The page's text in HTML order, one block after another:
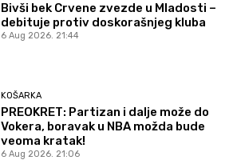
Bivši bek Crvene zvezde u Mladosti –
debituje protiv doskorašnjeg kluba
6 Aug 2026. 21:44
KOŠARKA
PREOKRET: Partizan i dalje može do
Vokera, boravak u NBA možda bude
veoma kratak!
6 Aug 2026. 21:06